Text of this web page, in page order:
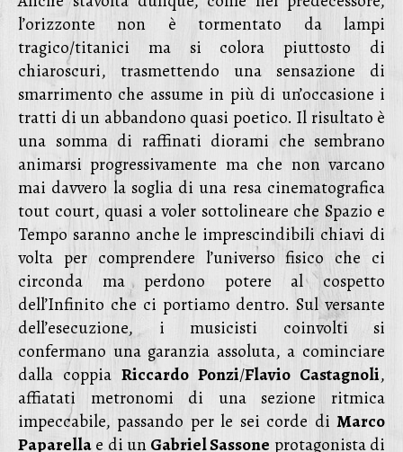
l’orizzonte non è tormentato da lampi
tragico/titanici ma si colora piuttosto di
chiaroscuri, trasmettendo una sensazione di
smarrimento che assume in più di un’occasione i
tratti di un abbandono quasi poetico. Il risultato è
una somma di raffinati diorami che sembrano
animarsi progressivamente ma che non varcano
mai davvero la soglia di una resa cinematografica
tout court, quasi a voler sottolineare che Spazio e
Tempo saranno anche le imprescindibili chiavi di
volta per comprendere l’universo fisico che ci
circonda ma perdono potere al cospetto
dell’Infinito che ci portiamo dentro. Sul versante
dell’esecuzione, i musicisti coinvolti si
confermano una garanzia assoluta, a cominciare
dalla coppia Riccardo Ponzi/Flavio Castagnoli,
affiatati metronomi di una sezione ritmica
impeccabile, passando per le sei corde di Marco
Paparellae di un Gabriel Sassone protagonista di